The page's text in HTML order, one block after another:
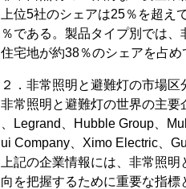
上位5社のシェアは25％を超
％である。製品タイプ別では
住宅地が約38％のシェアを占め
２．非常照明と避難灯の市場区
非常照明と避難灯の世界の主
、Legrand、Hubble Group、
ui Company、Ximo Electric、
上記の企業情報には、非常照
向を把握するために重要な指標